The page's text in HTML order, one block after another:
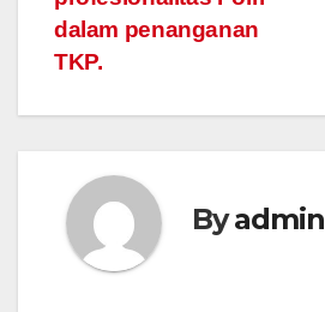
dalam penanganan
TKP.
Byadmin